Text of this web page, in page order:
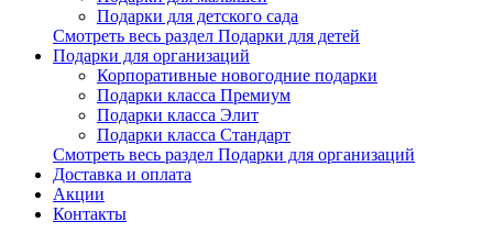
Подарки для детского сада
Смотреть весь раздел Подарки для детей
Подарки для организаций
Корпоративные новогодние подарки
Подарки класса Премиум
Подарки класса Элит
Подарки класса Стандарт
Смотреть весь раздел Подарки для организаций
Доставка и оплата
Акции
Контакты